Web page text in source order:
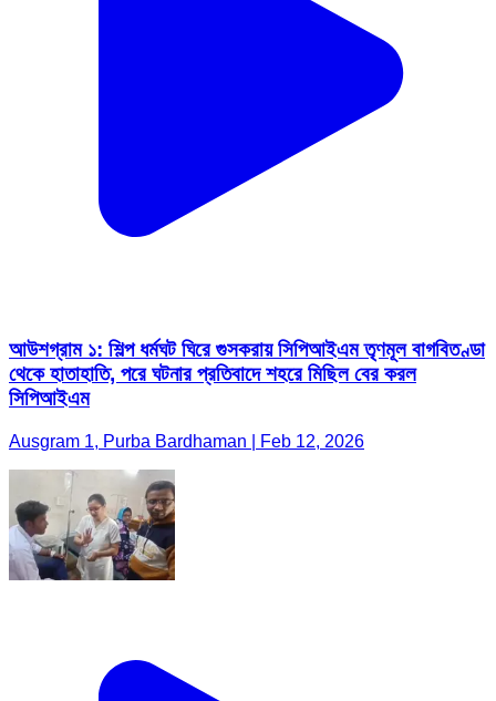
আউশগ্রাম ১: শিল্প ধর্মঘট ঘিরে গুসকরায় সিপিআইএম তৃণমূল বাগবিতণ্ডা